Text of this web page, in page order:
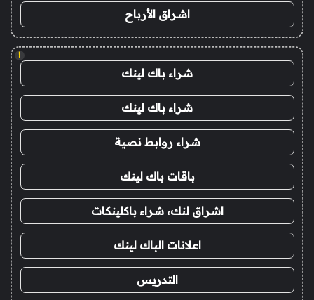
اشراق الأرباح
!
شراء باك لينك
شراء باك لينك
شراء روابط نصية
باقات باك لينك
اشراق لنك، شراء باكلينكات
اعلانات الباك لينك
التدريس